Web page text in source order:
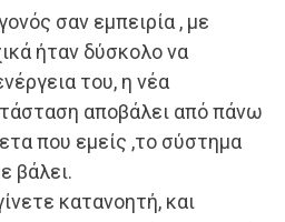
σαν εμπειρία , με
ήταν δύσκολο να
του, η νέα
αποβάλει από πάνω
που εμείς ,το σύστημα
βάλει.
κατανοητή, και